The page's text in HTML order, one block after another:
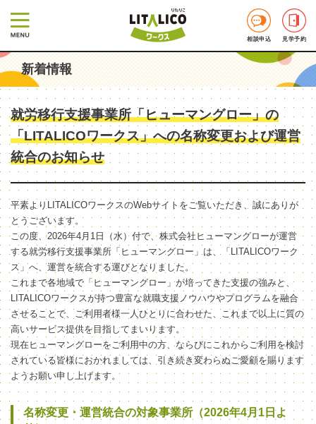
相談申込 見学予約
新着情報
就労移行支援事業所「ヒューマングロー」の
「LITALICOワークス」への名称変更および運営
統合のお知らせ
平素よりLITALICOワークスのWebサイトをご覧いただき、誠にありが
とうございます。
この度、2026年4月1日（水）付で、株式会社ヒューマングローが運営
する就労移行支援事業所「ヒューマングロー」は、「LITALICOワーク
ス」へ、運営を統合する運びとなりました。
これまで各地域で「ヒューマングロー」が培ってきた支援の強みと、
LITALICOワークスが持つ豊富な就職支援ノウハウやプログラムを融合
させることで、ご利用者様一人ひとりに合わせた、これまで以上に質の
高いサービス提供を目指してまいります。
現在ヒューマングローをご利用中の方、ならびにこれからご利用を検討
されている皆様におかれましては、引き続き変わらぬご愛顧を賜ります
ようお願い申し上げます。
名称変更・運営統合の対象事業所（2026年4月1日よ